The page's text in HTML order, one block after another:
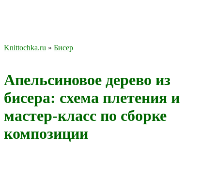
Knittochka.ru » Бисер
Апельсиновое дерево из
бисера: схема плетения и
мастер-класс по сборке
композиции